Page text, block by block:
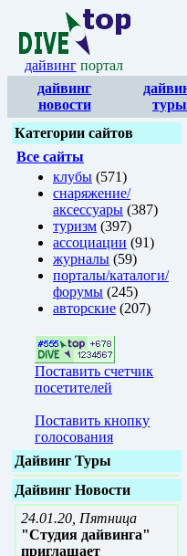
дайвинг портал
дайвинг
новости
туры
Категории сайтов
Все сайты
клубы (571)
снаряжение/
аксессуары (387)
туризм (397)
ассоциации (91)
журналы (59)
порталы/каталоги/
форумы (245)
авторские (207)
Поставить счетчик
посетителей
Поставить кнопку
голосования
Дайвинг Туры
Дайвинг Новости
24.01.20, Пятница
"Студия дайвинга"
приглашает